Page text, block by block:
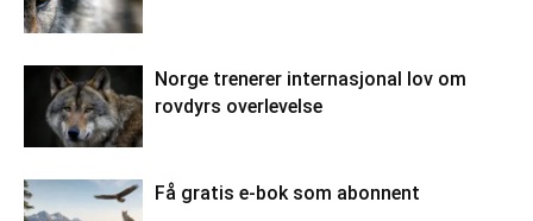
Norge trenerer internasjonal lov om
rovdyrs overlevelse
Få gratis e-bok som abonnent